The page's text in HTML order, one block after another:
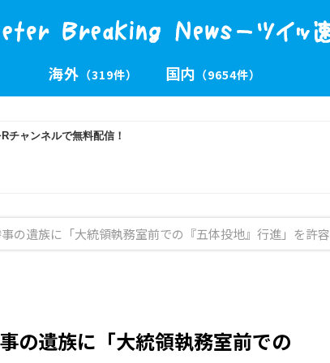
海外 （319件） 国内 （9654件）
の遺族に「大統領執務室前での『五体投地』行進」を許容
の遺族に「大統領執務室前での